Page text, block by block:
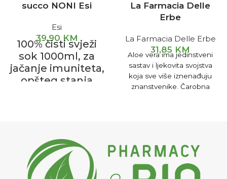
succo NONI Esi
Esi
39,90 KM
100% čisti svježi
sok 1000ml, za
jačanje imuniteta,
opšteg stanja
La Farmacia Delle
Erbe
La Farmacia Delle Erbe
31,85 KM
Aloe vera ima jedinstveni
sastav i ljekovita svojstva
koja sve više iznenađuju
znanstvenike. Čarobna